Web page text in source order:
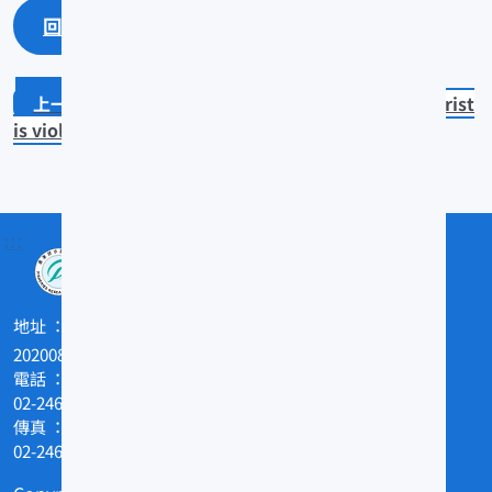
回上一頁
Myriprist
is violacea
:::
地址
202008基隆市和一路199號
電話
02-24622101
傳真
02-24629388